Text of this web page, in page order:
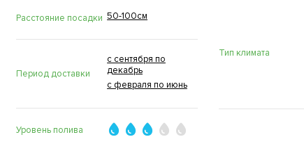
Расстояние посадки 50-100см
Период доставки
с сентября по
декабрь
с февраля по июнь
Уровень полива
Тип климата